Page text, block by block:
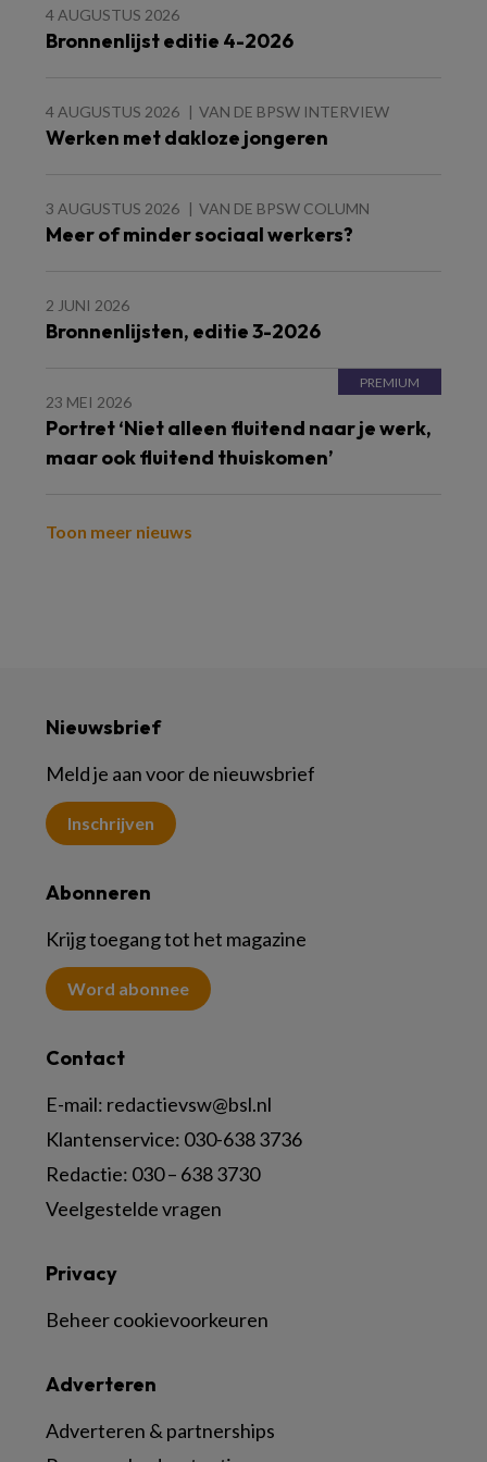
4 AUGUSTUS 2026
Bronnenlijst editie 4-2026
4 AUGUSTUS 2026 VAN DE BPSW INTERVIEW
Werken met dakloze jongeren
3 AUGUSTUS 2026 VAN DE BPSW COLUMN
Meer of minder sociaal werkers?
2 JUNI 2026
Bronnenlijsten, editie 3-2026
23 MEI 2026
Portret ‘Niet alleen fluitend naar je werk,
maar ook fluitend thuiskomen’
Toon meer nieuws
Nieuwsbrief
Meld je aan voor de nieuwsbrief
Inschrijven
Abonneren
Krijg toegang tot het magazine
Word abonnee
Contact
E-mail: redactievsw@bsl.nl
Klantenservice: 030-638 3736
Redactie: 030 – 638 3730
Veelgestelde vragen
Adverteren
Adverteren & partnerships
Privacy
Beheer cookievoorkeuren